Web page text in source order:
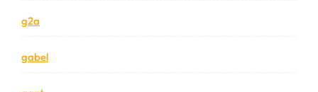
g2a
gabel